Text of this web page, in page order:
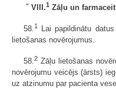
" VIII.1 Zāļu un
58. 1
Lai papildinātu
lietošanas novērojumus.
58.2 Zāļu lietošanas
novērojumu veicējs (ārsts)
uz atzinumu par pacienta